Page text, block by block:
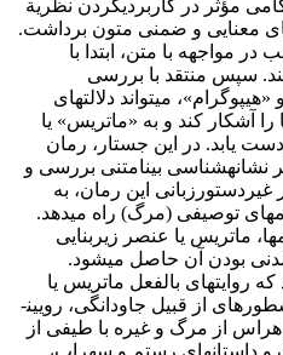
مؤثّر در کاربردی­کردن نظریة
معنایی و ضمنی متون برداشت.
مواجهه با متن، ابتدا با
سپس منتقد با بررسی
می­تواند دلالت­های
آشکار کند و به «ماتریس» یا
­یابد. در این جستار، رمان
نشانه­شناسی بینامتنی بررسی و
این رمان­، به
توصیفی (مرگ) راه می­دهد.
ماتریس یا عنصر زیربنایی
بودن آن حاصل می­­شود.
روایت­های بالفعل ماتریس یا
از قبیل جاودانگی، رویین­
هراس از مرگ و غیره با طیفی از
و داستان­های رستم و سهراب،